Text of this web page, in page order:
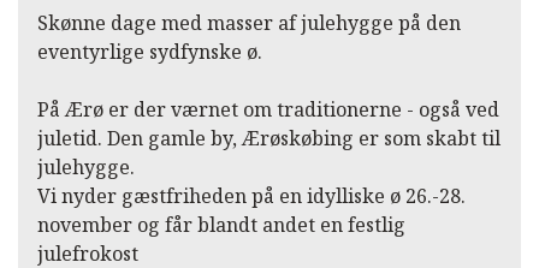
Midtjylland
Østergade 21
7400
Kontaktformular Ring til os
Skønne dage med masser af julehygge på den
eventyrlige sydfynske ø.
På Ærø er der værnet om traditionerne - også ved
juletid. Den gamle by, Ærøskøbing er som skabt til
julehygge.
Vi nyder gæstfriheden på en idylliske ø 26.-28.
november og får blandt andet en festlig
julefrokost